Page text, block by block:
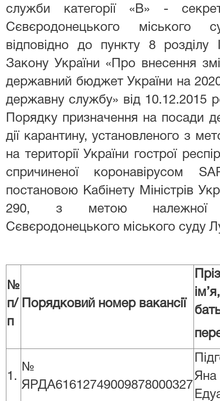
служби категорії «В» -
Сєвєродонецького міського
відповідно до пункту 8 розділу
Закону України «Про внесення
державний бюджет України на
державну службу» від 10.12.2015
Порядку призначення на посади
дії карантину, установленого з
на території України гострої
спричиненої коронавірусом
постановою Кабінету Міністрів
290, з метою належної
Сєвєродонецького міського суду
№
п/
п
Порядковий номер вакансії
1.
№
ЯРДА61612749009878000327
Яна